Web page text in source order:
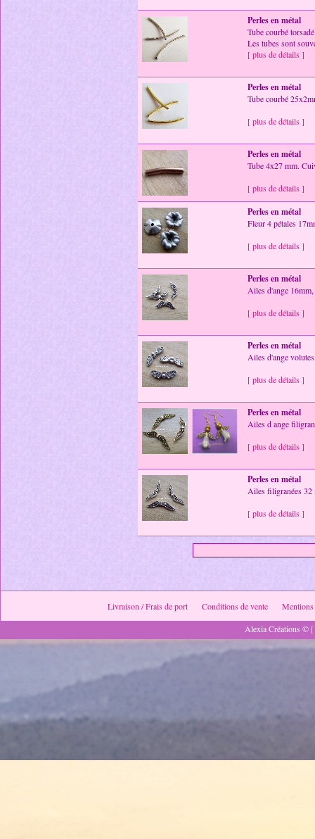
Perles en métal
Tube courbé
Les tubes sont
[ plus de détails ]
Perles en métal
Tube courbé
[ plus de détails ]
Perles en métal
Tube 4x27 mm.
[ plus de détails ]
Perles en métal
Fleur 4 pétales
[ plus de détails ]
Perles en métal
Ailes d'ange
[ plus de détails ]
Perles en métal
Ailes d'ange
[ plus de détails ]
Perles en métal
Ailes d ange
[ plus de détails ]
Perles en métal
Ailes filigranées
[ plus de détails ]
Livraison / Frais de port Conditions de vente
Mentions
Alexia Créations ©